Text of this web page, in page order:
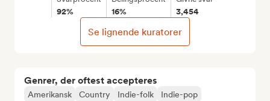
Genrer, der oftest accepteres
Amerikansk Country Indie-folk
Indie-pop
92% 16% 3,454
Se lignende kuratorer